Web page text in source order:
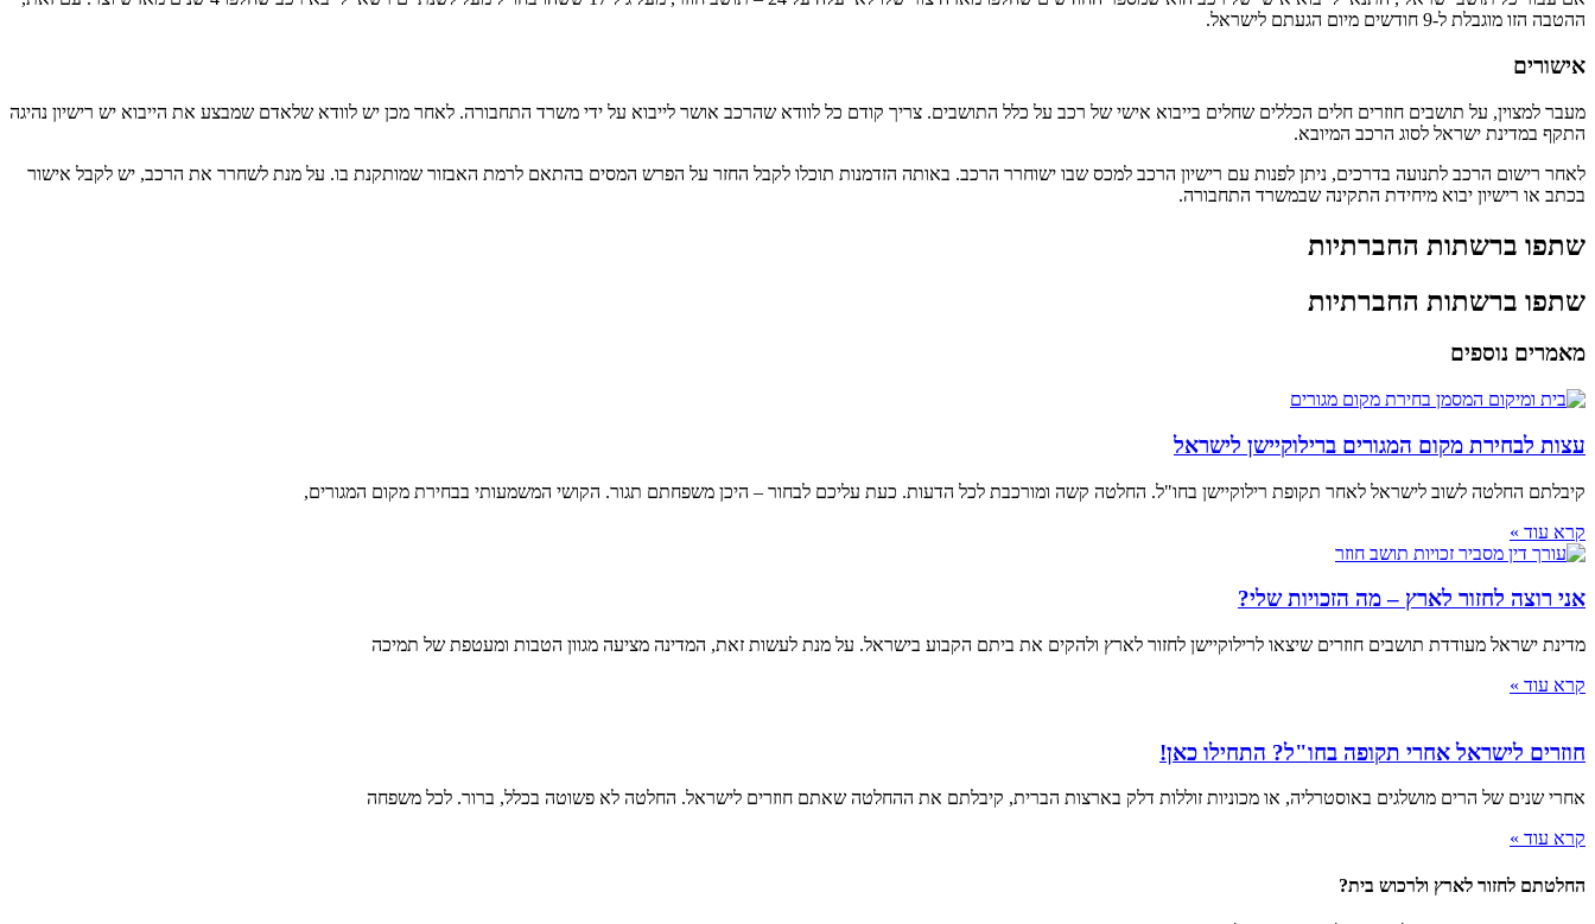
ההטבה הזו מוגבלת ל-9 חודשים מיום הגעתם לישראל.
אישורים
מעבר למצוין, על תושבים חוזרים חלים הכללים שחלים בייבוא אישי של רכב על כלל התושבים. צריך קודם כל לוודא שהרכב אושר לייבוא על ידי משרד התחבורה. לאחר מכן יש לוודא שלאדם שמבצע את הייבוא יש רישיון נהיגה
התקף במדינת ישראל לסוג הרכב המיובא.
לאחר רישום הרכב לתנועה בדרכים, ניתן לפנות עם רישיון הרכב למכס שבו ישוחרר הרכב. באותה הזדמנות תוכלו לקבל החזר על הפרש המסים בהתאם לרמת האבזור שמותקנת בו. על מנת לשחרר את הרכב, יש לקבל אישור
בכתב או רישיון יבוא מיחידת התקינה שבמשרד התחבורה.
שתפו ברשתות החברתיות
שתפו ברשתות החברתיות
מאמרים נוספים
עצות לבחירת מקום המגורים ברילוקיישן לישראל
קיבלתם החלטה לשוב לישראל לאחר תקופת רילוקיישן בחו"ל. החלטה קשה ומורכבת לכל הדעות. כעת עליכם לבחור – היכן משפחתם תגור. הקושי המשמעותי בבחירת מקום המגורים,
קרא עוד »
אני רוצה לחזור לארץ – מה הזכויות שלי?
מדינת ישראל מעודדת תושבים חוזרים שיצאו לרילוקיישן לחזור לארץ ולהקים את ביתם הקבוע בישראל. על מנת לעשות זאת, המדינה מציעה מגוון הטבות ומעטפת של תמיכה
קרא עוד »
חוזרים לישראל אחרי תקופה בחו"ל? התחילו כאן!
אחרי שנים של הרים מושלגים באוסטרליה, או מכוניות זוללות דלק בארצות הברית, קיבלתם את ההחלטה שאתם חוזרים לישראל. החלטה לא פשוטה בכלל, ברור. לכל משפחה
קרא עוד »
החלטתם לחזור לארץ ולרכוש בית?